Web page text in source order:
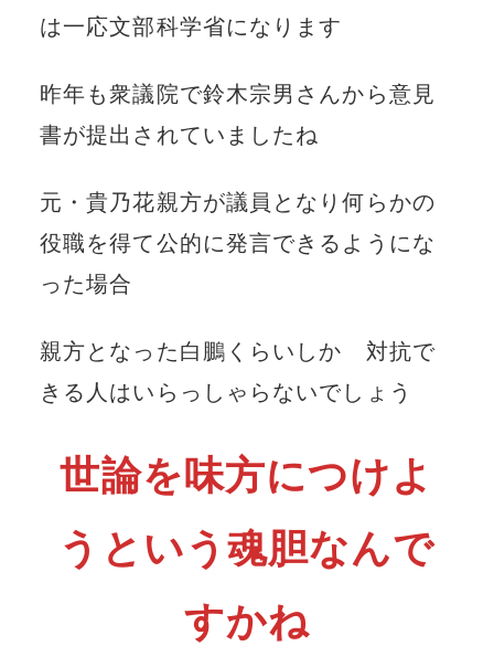
は一応文部科学省になります
昨年も衆議院で鈴木宗男さんから意見
書が提出されていましたね
元・貴乃花親方が議員となり何らかの
役職を得て公的に発言できるようにな
った場合
親方となった白鵬くらいしか 対抗で
きる人はいらっしゃらないでしょう
世論を味方につけよ
うという魂胆なんで
すかね